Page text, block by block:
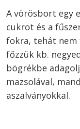
A vörösbort egy
cukrot és a
fokra, tehát nem
főzzük kb.
bögrékbe
mazsolával,
aszalványokkal.